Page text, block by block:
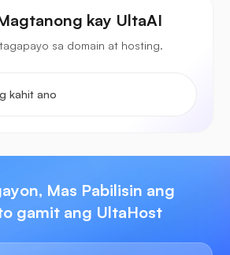
kay UltaAI
sa domain at hosting.
Mas Pabilisin ang
gamit ang UltaHost